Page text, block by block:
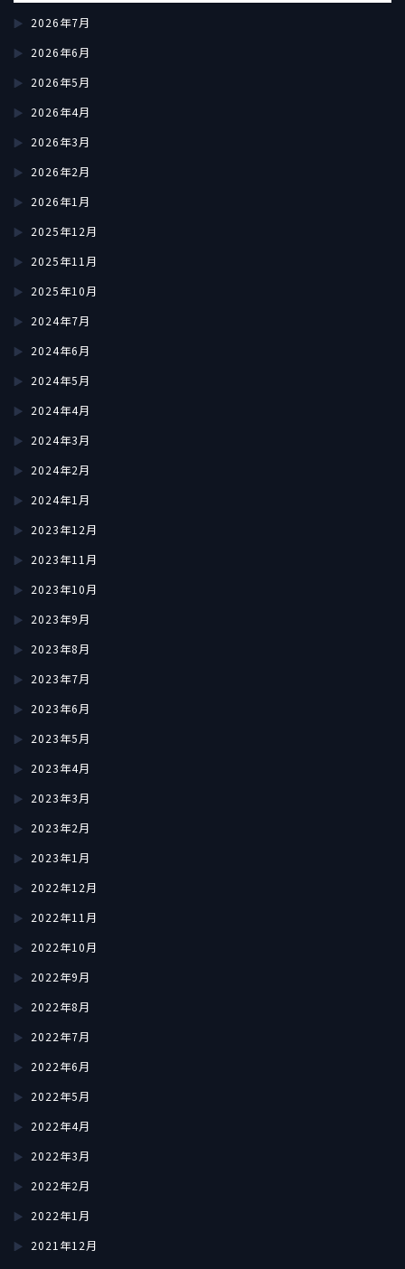
2026年7月
2026年6月
2026年5月
2026年4月
2026年3月
2026年2月
2026年1月
2025年12月
2025年11月
2025年10月
2024年7月
2024年6月
2024年5月
2024年4月
2024年3月
2024年2月
2024年1月
2023年12月
2023年11月
2023年10月
2023年9月
2023年8月
2023年7月
2023年6月
2023年5月
2023年4月
2023年3月
2023年2月
2023年1月
2022年12月
2022年11月
2022年10月
2022年9月
2022年8月
2022年7月
2022年6月
2022年5月
2022年4月
2022年3月
2022年2月
2022年1月
2021年12月